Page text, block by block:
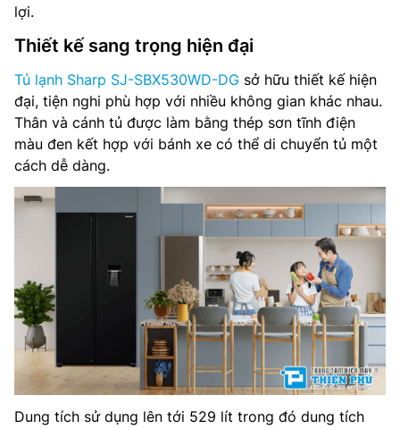
Chất liệu cửa tủ: Kim loại phủ sơn tĩnh điện
Công nghệ làm lạnh: Làm lạnh đa chiều
Điều khiển: Cảm ứng
Công nghệ khử mùi: AG+, CU
Nguồn điện: 220-240V, 50-60Hz
Kích thước tủ(RxCxS): 910 x 1770 x 670 mm
Trọng lượng: 81 kg
Sản xuất tại: Trung Quốc
Hãng sản xuất: Sharp
Năm ra mắt: 2023
lợi.
Thiết kế sang trọng hiện đại
Tủ lạnh Sharp SJ-SBX530WD-DG sở hữu thiết kế hiện
đại, tiện nghi phù hợp với nhiều không gian khác nhau.
Thân và cánh tủ được làm bằng thép sơn tĩnh điện
màu đen kết hợp với bánh xe có thể di chuyển tủ một
cách dễ dàng.
Dung tích sử dụng lên tới 529 lít trong đó dung tích